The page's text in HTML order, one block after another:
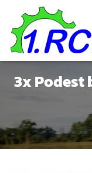
3x Podest